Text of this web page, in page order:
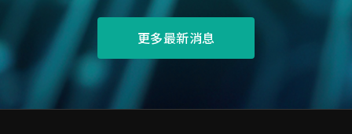
更多最新消息